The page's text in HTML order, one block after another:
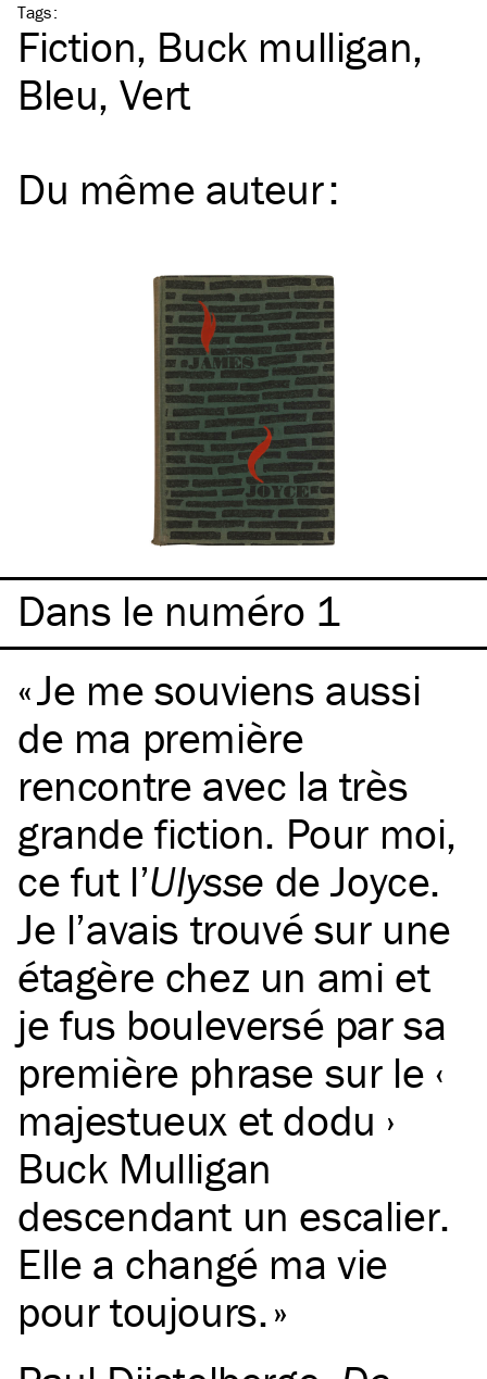
Tags:
Fiction Buck mulligan
Bleu Vert
Du même auteur:
Dans le numéro 1
Je me souviens aussi
de ma première
rencontre avec la très
grande fiction. Pour moi,
ce fut l’Ulysse de Joyce.
Je l’avais trouvé sur une
étagère chez un ami et
je fus bouleversé par sa
première phrase sur le ‹
majestueux et dodu ›
Buck Mulligan
descendant un escalier.
Elle a changé ma vie
pour toujours.